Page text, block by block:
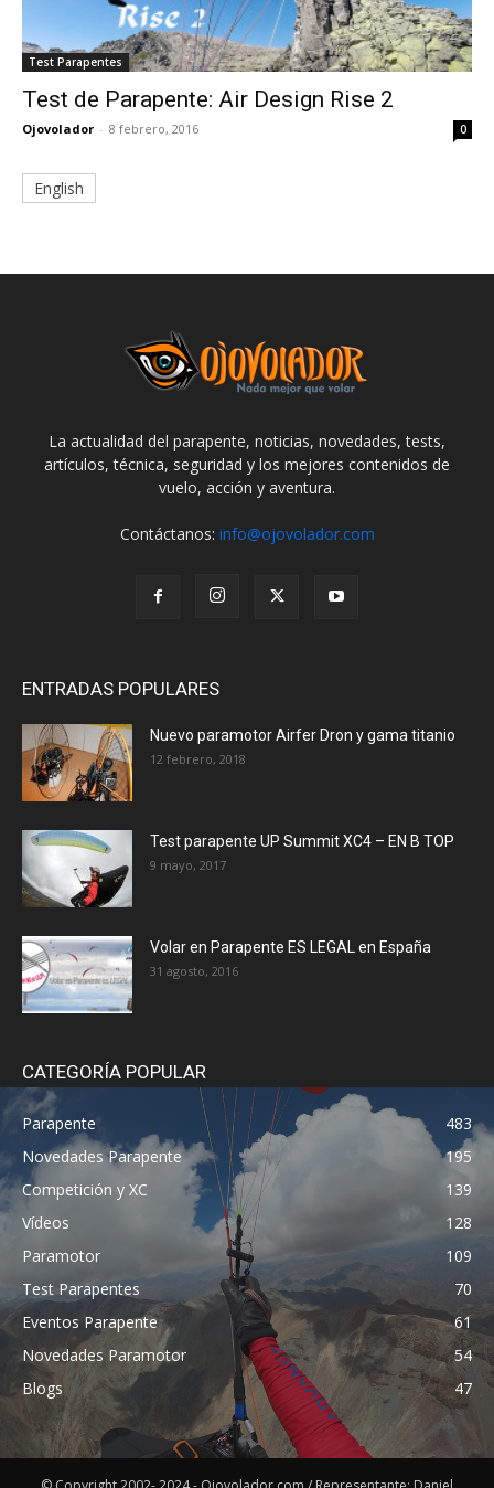
Test Parapentes
Test de Parapente: Air Design Rise 2
Ojovolador - 8 febrero, 2016 0
English
La actualidad del parapente, noticias, novedades, tests,
artículos, técnica, seguridad y los mejores contenidos de
vuelo, acción y aventura.
Contáctanos: info@ojovolador.com
ENTRADAS POPULARES
Nuevo paramotor Airfer Dron y gama titanio
12 febrero, 2018
Test parapente UP Summit XC4 – EN B TOP
9 mayo, 2017
Volar en Parapente ES LEGAL en España
31 agosto, 2016
CATEGORÍA POPULAR
Parapente
483
Novedades Parapente
195
Competición y XC
139
Vídeos
128
Paramotor
109
Test Parapentes
70
Eventos Parapente
61
Novedades Paramotor
54
Blogs
47